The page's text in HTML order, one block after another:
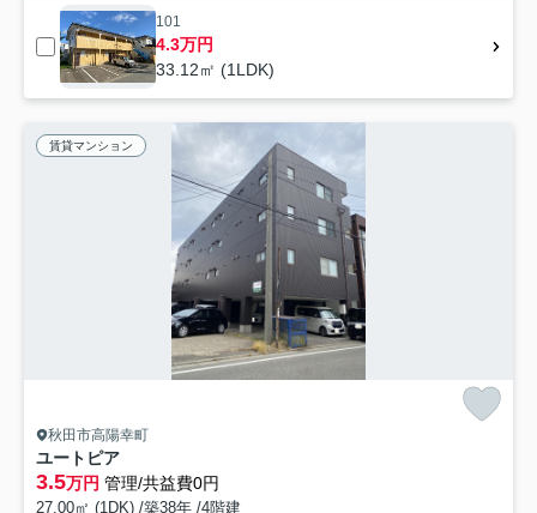
101
4.3万円
33.12㎡ (1LDK)
賃貸マンション
秋田市高陽幸町
ユートピア
3.5万円 管理/共益費0円
27.00㎡ (1DK) /築38年 /4階建